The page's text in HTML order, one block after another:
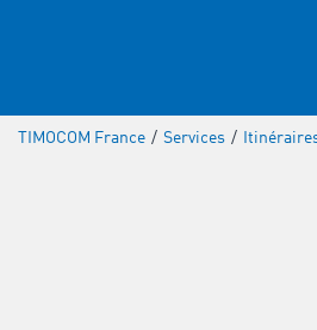
TIMOCOM France / Services /